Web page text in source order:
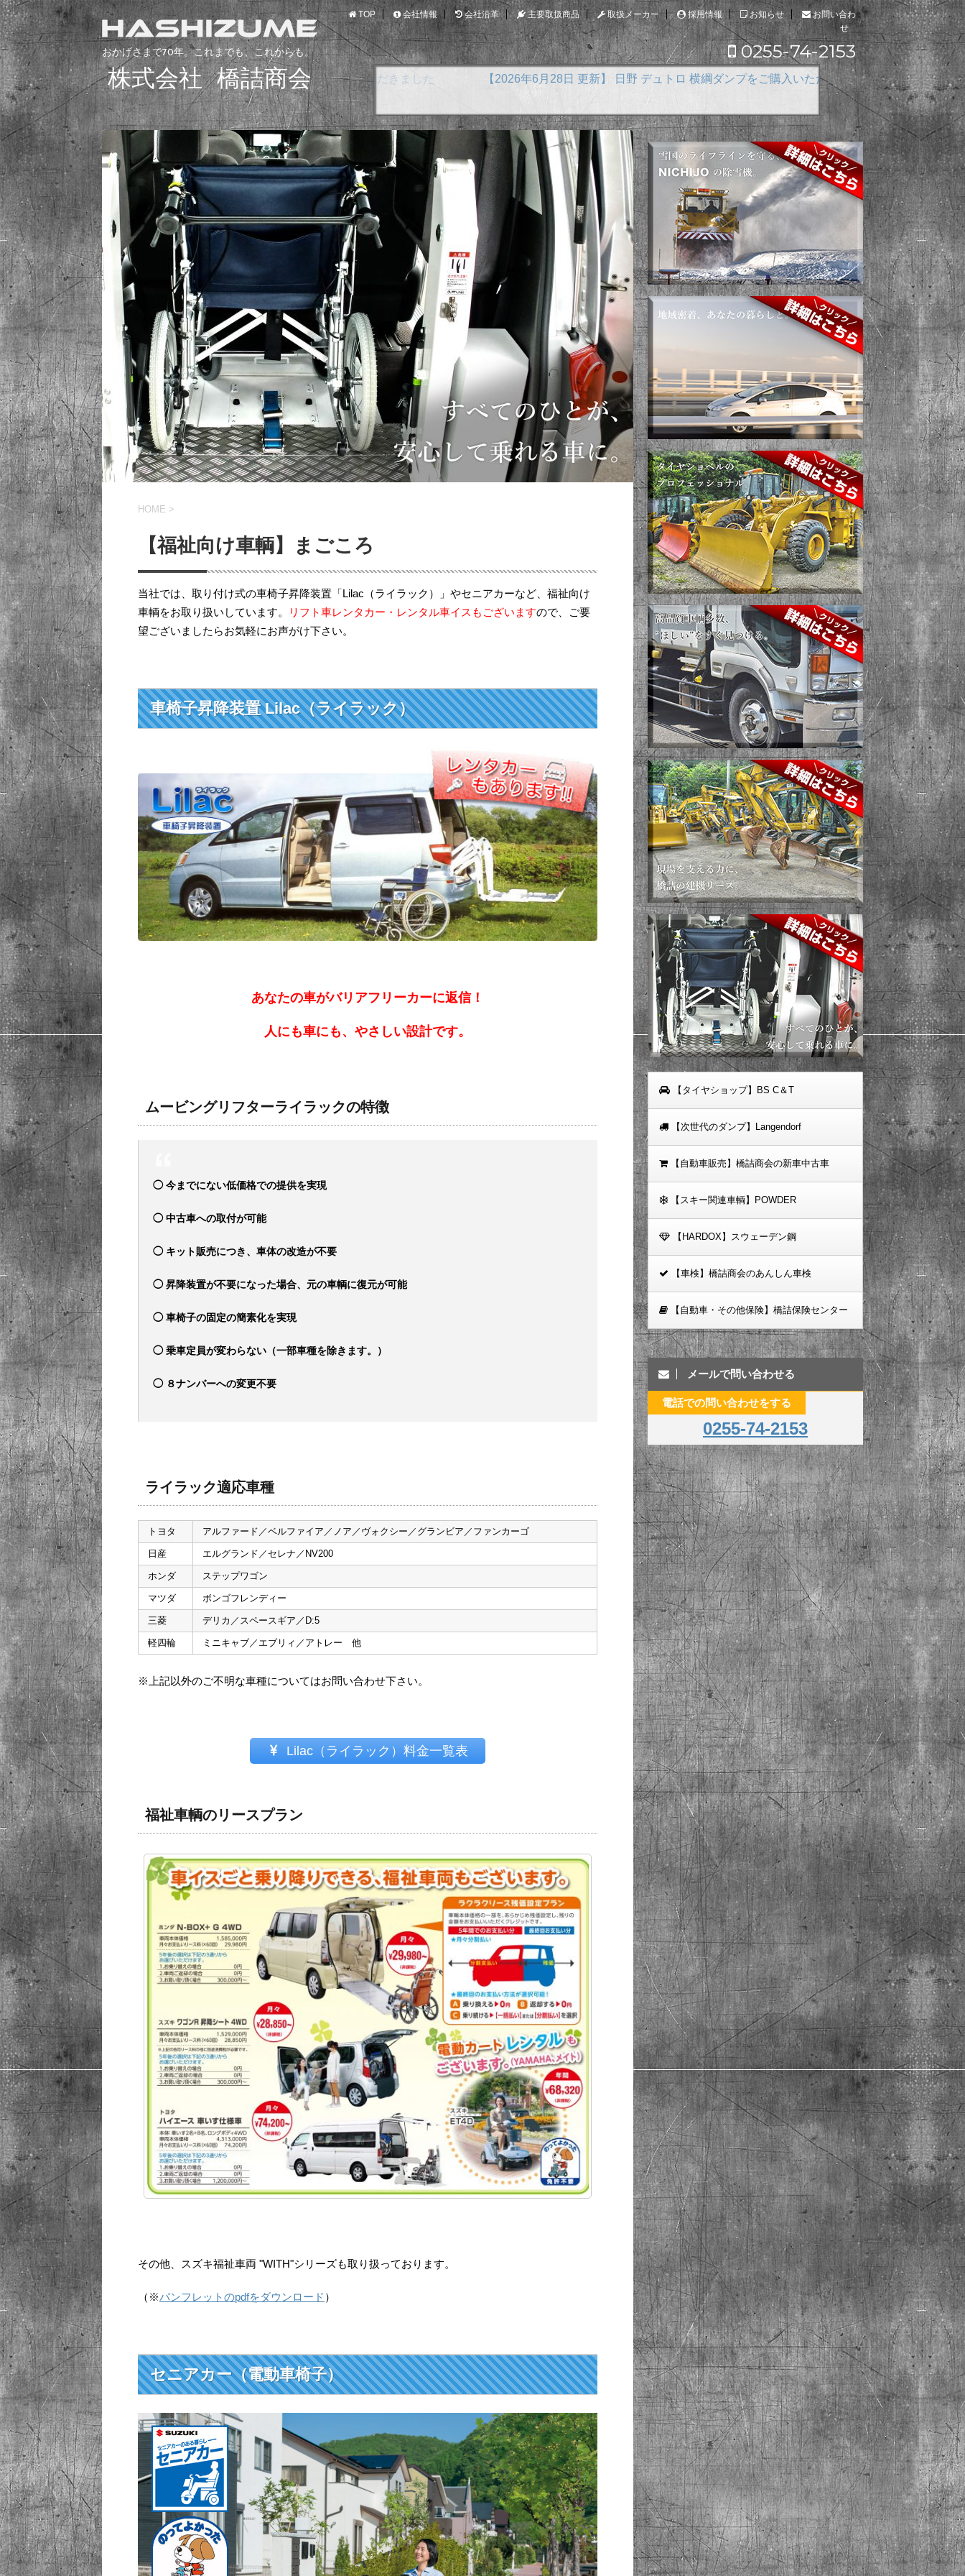
おかげさまで70年。これまでも、これからも。
株式会社 橋詰商会
TOP 会社情報 会社沿革 主要取扱商品 取扱メーカー 採用情報 お知らせ
お問い合わ
せ
0255-74-2153
【2026年6月28日 更新】 日野 デュトロ 横綱ダンプをご購入いただきました！
HOME >
【福祉向け車輌】まごころ
当社では、取り付け式の車椅子昇降装置「Lilac（ライラック）」やセニアカーなど、福祉向け
車輌をお取り扱いしています。
リフト車レンタカー・レンタル車イスもございますので、ご要
望ございましたらお気軽にお声がけ下さい。
車椅子昇降装置 Lilac（ライラック）
あなたの車がバリアフリーカーに返信！
人にも車にも、やさしい設計です。
ムービングリフターライラックの特徴
◯ 今までにない低価格での提供を実現
◯ 中古車への取付が可能
◯ キット販売につき、車体の改造が不要
◯ 昇降装置が不要になった場合、元の車輌に復元が可能
◯ 車椅子の固定の簡素化を実現
◯ 乗車定員が変わらない（一部車種を除きます。）
◯ ８ナンバーへの変更不要
ライラック適応車種
トヨタ アルファード／ベルファイア／ノア／ヴォクシー／グランビア／ファンカーゴ
日産 エルグランド／セレナ／NV200
ホンダ ステップワゴン
マツダ ボンゴフレンディー
三菱 デリカ／スペースギア／D:5
軽四輪 ミニキャブ／エブリィ／アトレー 他
※上記以外のご不明な車種についてはお問い合わせ下さい。
Lilac（ライラック）料金一覧表
福祉車輌のリースプラン
その他、スズキ福祉車両 "WITH"シリーズも取り扱っております。
（※パンフレットのpdfをダウンロード ）
セニアカー（電動車椅子）
【タイヤショップ】BS C＆T
【次世代のダンプ】Langendorf
【自動車販売】橋詰商会の新車中古車
【スキー関連車輌】POWDER
【HARDOX】スウェーデン鋼
【車検】橋詰商会のあんしん車検
【自動車・その他保険】橋詰保険センター
メールで問い合わせる
電話での問い合わせをする
0255-74-2153